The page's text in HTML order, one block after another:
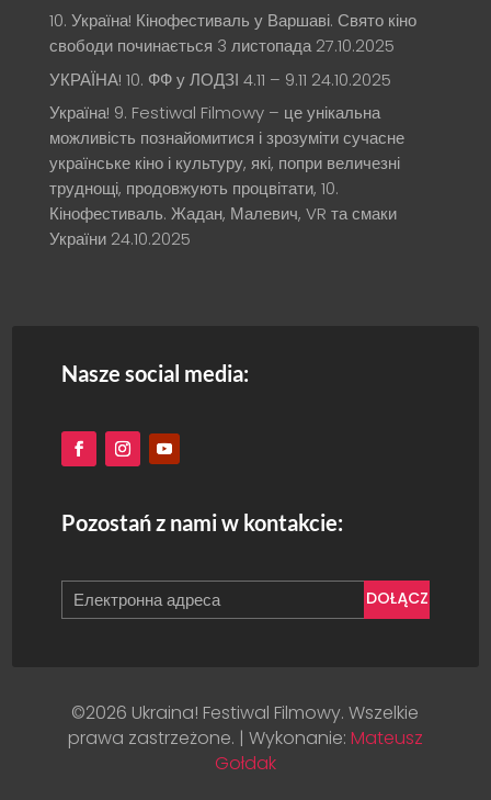
10. Україна! Кінофестиваль у Варшаві. Свято кіно
свободи починається 3 листопада 27.10.2025
УКРАЇНА! 10. ФФ у ЛОДЗІ 4.11 – 9.11 24.10.2025
Україна! 9. Festiwal Filmowy – це унікальна
можливість познайомитися і зрозуміти сучасне
українське кіно і культуру, які, попри величезні
труднощі, продовжують процвітати, 10.
Кінофестиваль. Жадан, Малевич, VR та смаки
України 24.10.2025
Nasze social media:
Pozostań z nami w kontakcie:
DOŁĄCZ
©2026 Ukraina! Festiwal Filmowy. Wszelkie
prawa zastrzeżone. | Wykonanie: Mateusz
Gołdak